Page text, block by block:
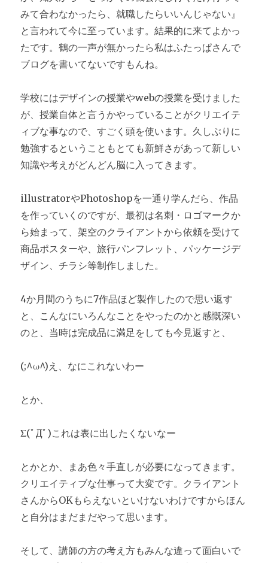
みて合わなかったら、就職したらいいんじゃない』
と言われて今に至っています。結果的に来てよかっ
たです。鶴の一声が無かったら私はふたっぱさんで
ブログを書いてないですもんね。
学校にはデザインの授業やwebの授業を受けました
が、授業自体と言うかやっていることがクリエイテ
ィブな事なので、すごく頭を使います。久しぶりに
勉強するということもとても新鮮さがあって新しい
知識や考えがどんどん脳に入ってきます。
illustratorやPhotoshopを一通り学んだら、作品
を作っていくのですが、最初は名刺・ロゴマークか
ら始まって、架空のクライアントから依頼を受けて
商品ポスターや、旅行パンフレット、パッケージデ
ザイン、チラシ等制作しました。
4か月間のうちに7作品ほど製作したので思い返す
と、こんなにいろんなことをやったのかと感慨深い
のと、当時は完成品に満足をしても今見返すと、
(;^ω^)え、なにこれないわー
とか、
Σ(ﾟДﾟ)これは表に出したくないなー
とかとか、まあ色々手直しが必要になってきます。
クリエイティブな仕事って大変です。クライアント
さんからOKもらえないといけないわけですからほん
と自分はまだまだやって思います。
そして、講師の方の考え方もみんな違って面白いで